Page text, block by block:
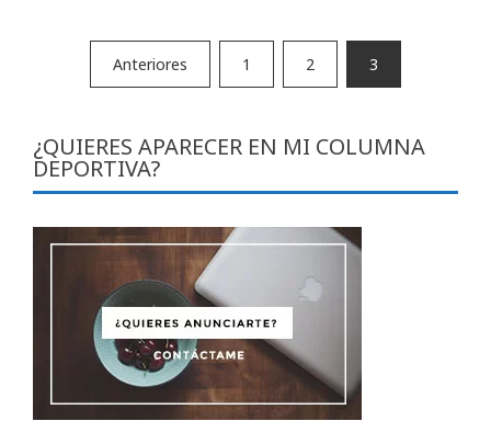
Paginación
entradas
Anteriores 1 2 3
¿QUIERES APARECER EN MI COLUMNA
DEPORTIVA?